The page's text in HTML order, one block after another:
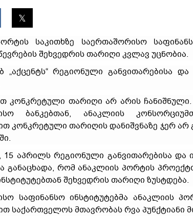
საკითხზე საერთაშორისო
შეხვედრის თარიღი კვლავ უცნობია.
„აქცენტს“ რეგიონული განვითარებისა
კონკრეტული თარიღი არ არის ჩანიშნული.
ბანკებთან, ანაკლიის
კონკრეტული თარიღის დანიშვნაზე ჯერ არ
15 აპრილს რეგიონული განვითარებისა და
განაცხადა, რომ ანაკლიის პორტის
შეხვედრის თარიღი ზუსტდება.
საფინანსო ინსტიტუტებმა ანაკლიის
საქართველოს მთავრობას რვა პუნქტიანი